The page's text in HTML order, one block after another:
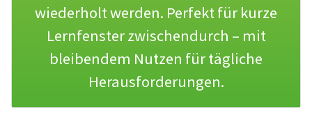
wiederholt werden. Perfekt für kurze
Lernfenster zwischendurch – mit
bleibendem Nutzen für tägliche
Herausforderungen.